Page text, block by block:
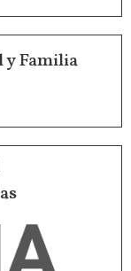
Familia